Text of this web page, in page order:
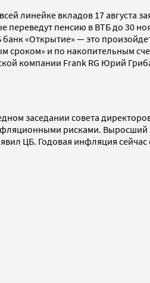
линейке вкладов 17 августа
переведут пенсию в ВТБ до 30
банк «Открытие» — это
сроком» и по накопительным
компании Frank RG Юрий
заседании совета
рисками. Выросший
ЦБ. Годовая инфляция сейчас